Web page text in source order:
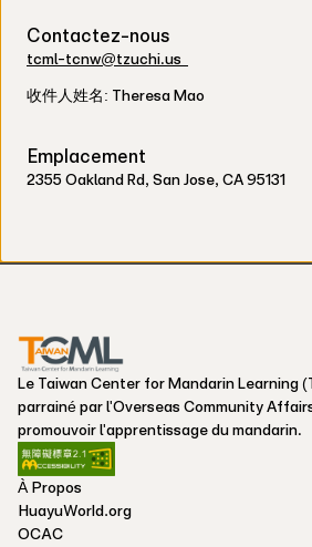
Contactez-nous
tcml-tcnw@tzuchi.us
收件人姓名: Theresa Mao
Emplacement
2355 Oakland Rd, San Jose, CA 95131
Le Taiwan Center for Mandarin Learning
parrainé par l'Overseas Community
promouvoir l'apprentissage du mandarin.
À Propos
HuayuWorld.org
OCAC